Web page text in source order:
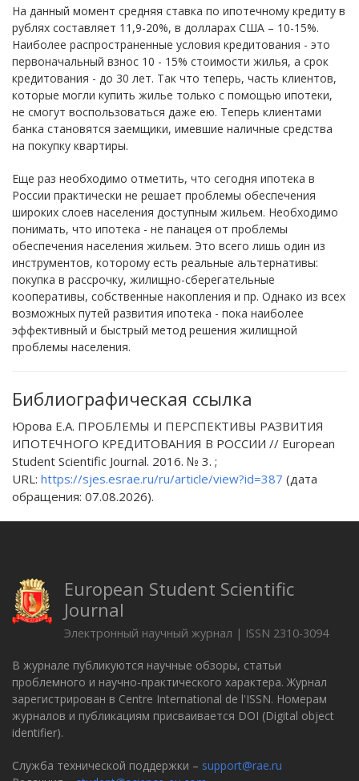
На данный момент средняя ставка по ипотечному кредиту в
рублях составляет 11,9-20%, в долларах США – 10-15%.
Наиболее распространенные условия кредитования - это
первоначальный взнос 10 - 15% стоимости жилья, а срок
кредитования - до 30 лет. Так что теперь, часть клиентов,
которые могли купить жилье только с помощью ипотеки,
не смогут воспользоваться даже ею. Теперь клиентами
банка становятся заемщики, имевшие наличные средства
на покупку квартиры.
Еще раз необходимо отметить, что сегодня ипотека в
России практически не решает проблемы обеспечения
широких слоев населения доступным жильем. Необходимо
понимать, что ипотека - не панацея от проблемы
обеспечения населения жильем. Это всего лишь один из
инструментов, которому есть реальные альтернативы:
покупка в рассрочку, жилищно-сберегательные
кооперативы, собственные накопления и пр. Однако из всех
возможных путей развития ипотека - пока наиболее
эффективный и быстрый метод решения жилищной
проблемы населения.
Библиографическая ссылка
Юрова Е.А. ПРОБЛЕМЫ И ПЕРСПЕКТИВЫ РАЗВИТИЯ
ИПОТЕЧНОГО КРЕДИТОВАНИЯ В РОССИИ // European
Student Scientific Journal. 2016. № 3. ;
URL: https://sjes.esrae.ru/ru/article/view?id=387 (дата
обращения: 07.08.2026).
European Student Scientific
Journal
Электронный научный журнал | ISSN 2310-3094
В журнале публикуются научные обзоры, статьи
проблемного и научно-практического характера. Журнал
зарегистрирован в Centre International de l'ISSN. Номерам
журналов и публикациям присваивается DOI (Digital object
identifier).
Служба технической поддержки – support@rae.ru